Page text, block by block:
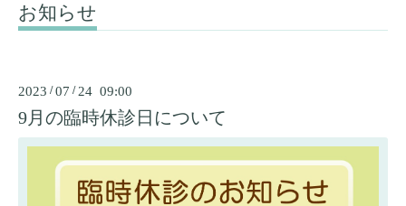
お知らせ
2023 /07 / 24 09:00
9月の臨時休診日について